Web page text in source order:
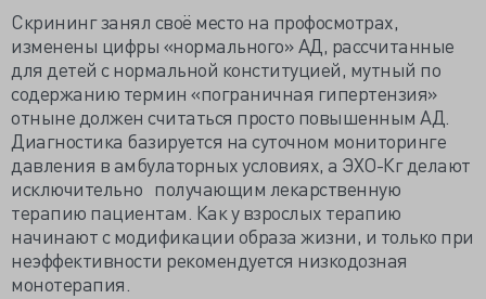
Скрининг занял своё место на профосмотрах,
изменены цифры «нормального» АД, рассчитанные
для детей с нормальной конституцией, мутный по
содержанию термин «пограничная гипертензия»
отныне должен считаться просто повышенным АД.
Диагностика базируется на суточном мониторинге
давления в амбулаторных условиях, а ЭХО-Кг делают
исключительно получающим лекарственную
терапию пациентам. Как у взрослых терапию
начинают с модификации образа жизни, и только при
неэффективности рекомендуется низкодозная
монотерапия.